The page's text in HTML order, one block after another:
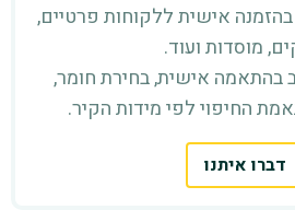
בהזמנה אישית ללקוחות פרטיים,
מוסדות ועוד.
בהתאמה אישית, בחירת חומר,
החיפוי לפי מידות הקיר.
דברו איתנו